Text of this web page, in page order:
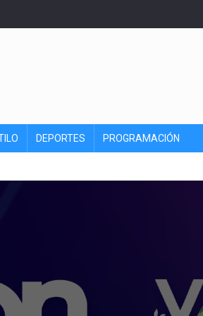
DEPORTES PROGRAMACIÓN